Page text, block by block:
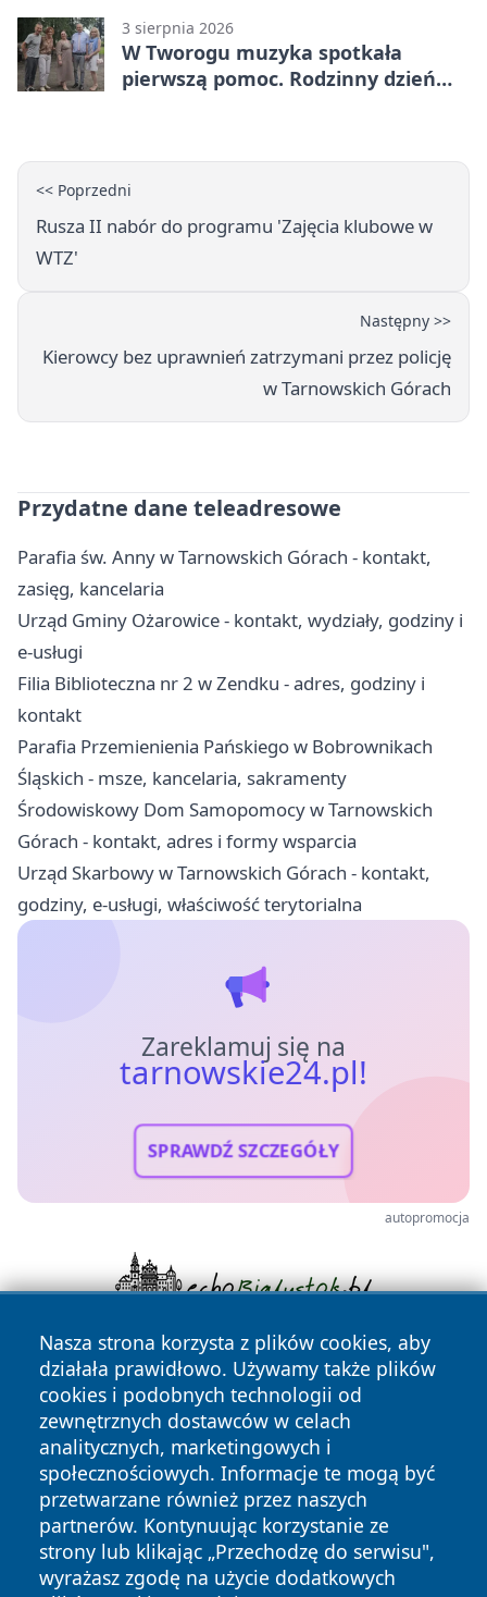
3 sierpnia 2026
W Tworogu muzyka spotkała
pierwszą pomoc. Rodzinny dzień
<< Poprzedni
Rusza II nabór do programu 'Zajęcia klubowe w
WTZ'
Następny >>
Kierowcy bez uprawnień zatrzymani przez policję
w Tarnowskich Górach
Przydatne dane teleadresowe
Parafia św. Anny w Tarnowskich Górach - kontakt,
zasięg, kancelaria
Urząd Gminy Ożarowice - kontakt, wydziały, godziny i
e-usługi
Filia Biblioteczna nr 2 w Zendku - adres, godziny i
kontakt
Parafia Przemienienia Pańskiego w Bobrownikach
Śląskich - msze, kancelaria, sakramenty
Środowiskowy Dom Samopomocy w Tarnowskich
Górach - kontakt, adres i formy wsparcia
Urząd Skarbowy w Tarnowskich Górach - kontakt,
godziny, e-usługi, właściwość terytorialna
Zareklamuj się na
tarnowskie24.pl!
SPRAWDŹ SZCZEGÓŁY
autopromocja
Nasza strona korzysta z plików cookies, aby
działała prawidłowo. Używamy także plików
cookies i podobnych technologii od
zewnętrznych dostawców w celach
analitycznych, marketingowych i
społecznościowych. Informacje te mogą być
przetwarzane również przez naszych
partnerów. Kontynuując korzystanie ze
strony lub klikając „Przechodzę do serwisu",
wyrażasz zgodę na użycie dodatkowych
Copyright © 2026 tarnowskie24.pl Wszystkie prawa
zastrzeżone.
Polityka Polityka